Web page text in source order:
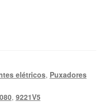
elétricos, Puxadores
, 9221V5